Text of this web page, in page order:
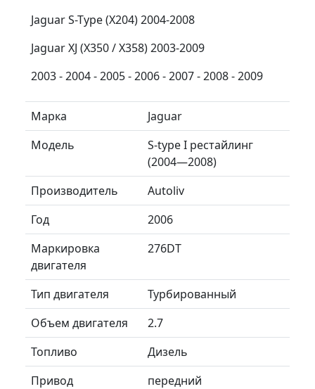
Jaguar S-Type (X204) 2004-2008
Jaguar XJ (X350 / X358) 2003-2009
2003 - 2004 - 2005 - 2006 - 2007 - 2008 - 2009
Марка
Jaguar
Модель
S-type I рестайлинг
(2004—2008)
Производитель
Autoliv
Год
2006
Маркировка
двигателя
276DT
Тип двигателя
Турбированный
Объем двигателя
2.7
Топливо
Дизель
Привод
передний